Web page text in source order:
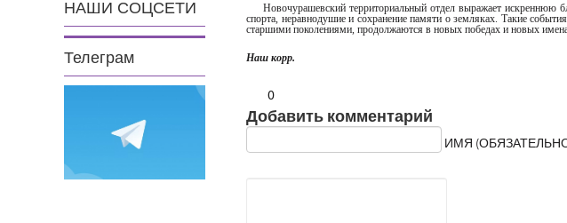
НАШИ СОЦСЕТИ
Телеграм
Новочурашевский территориальный отдел выражает искреннюю
спорта, неравнодушие и сохранение памяти о земляках. Такие
старшими поколениями, продолжаются в новых победах и новых
Наш корр.
0
Добавить комментарий
ИМЯ